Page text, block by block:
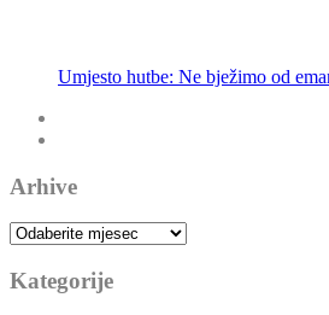
Umjesto hutbe: Ne bježimo od
Arhive
Arhive
Kategorije